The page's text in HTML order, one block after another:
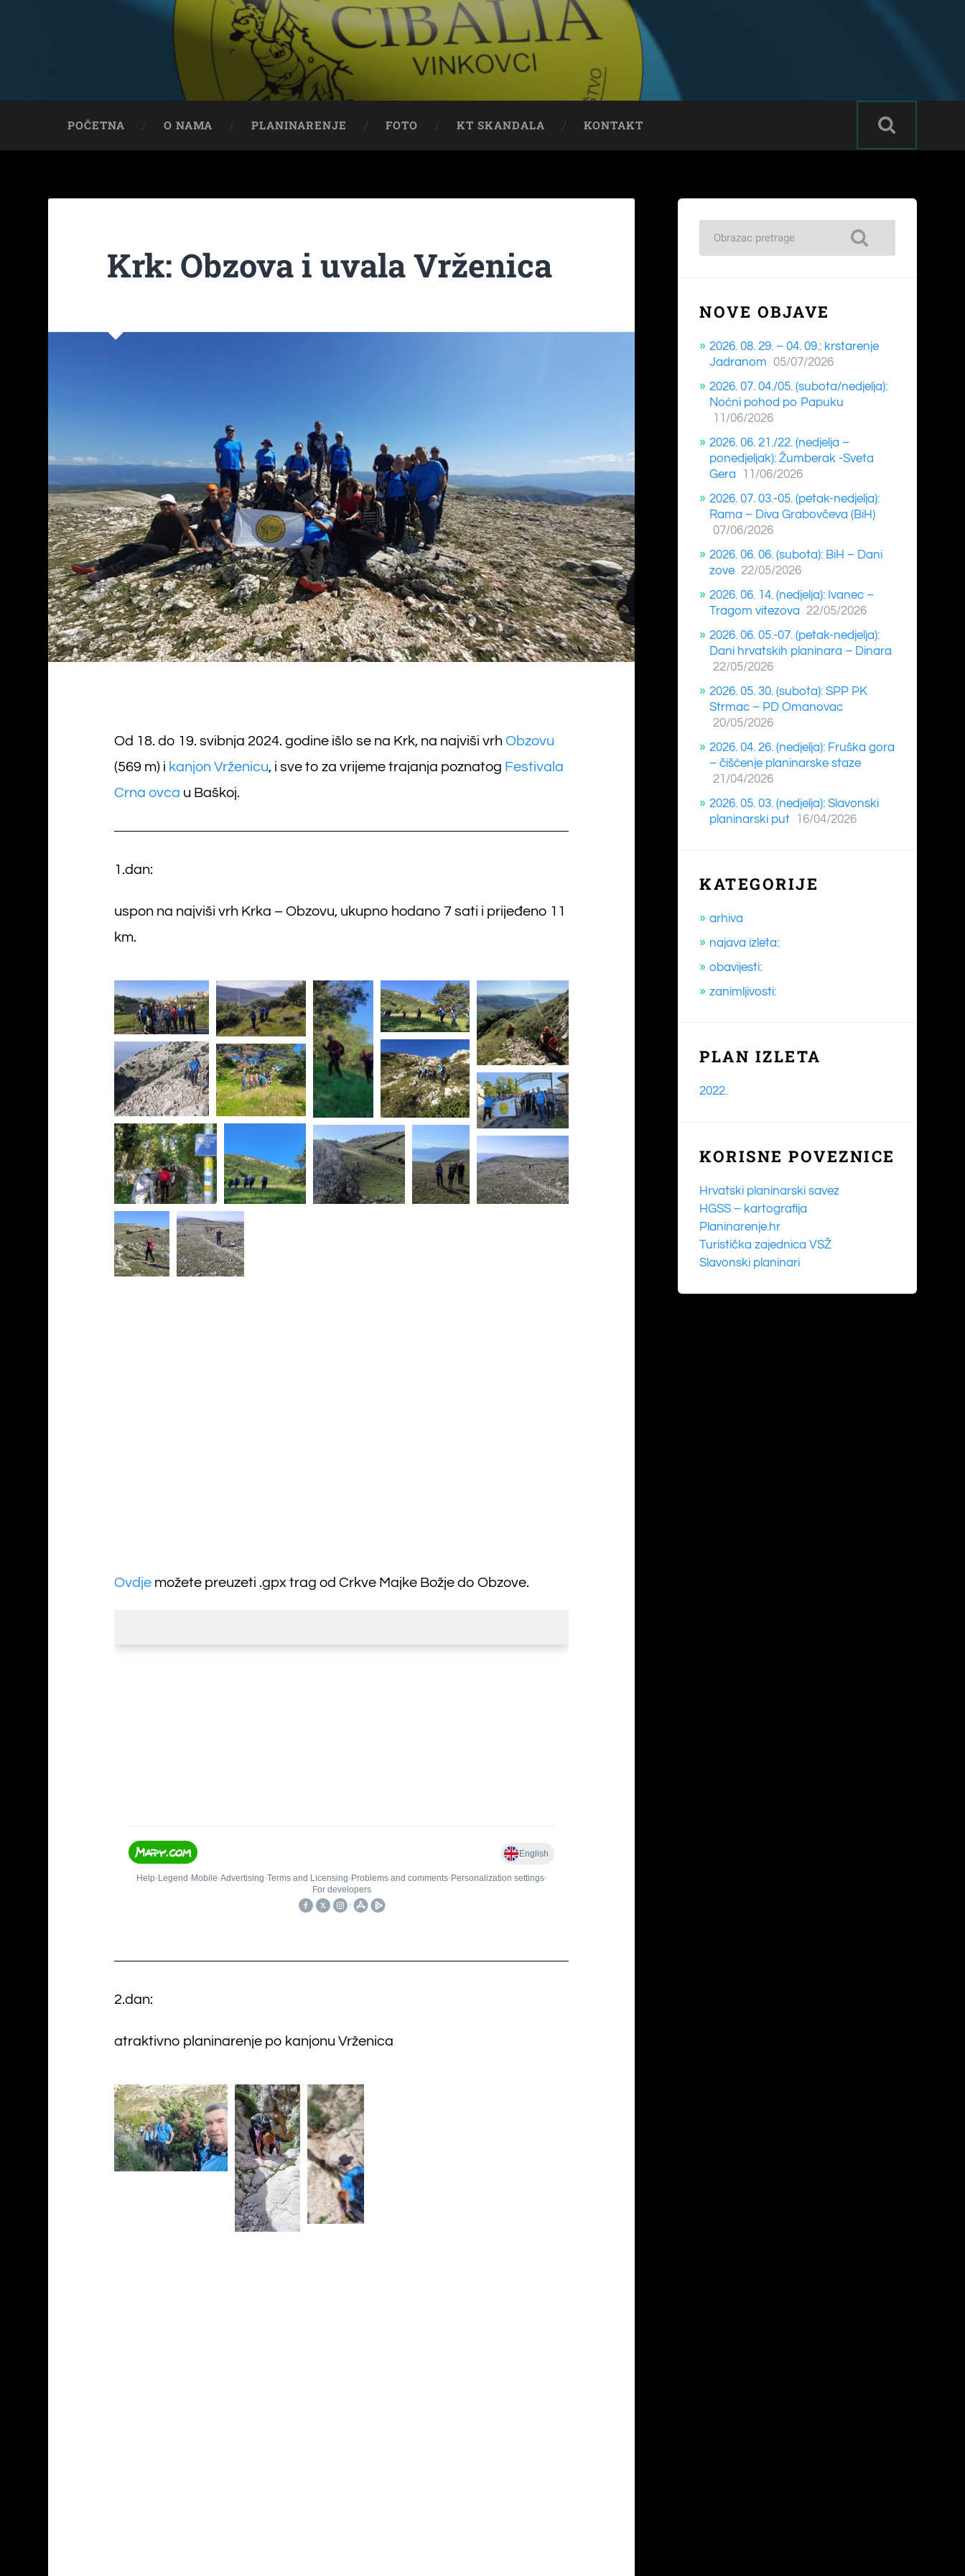
POČETNA O NAMA PLANINARENJE FOTO KT SKANDALA KONTAKT
Krk: Obzova i uvala Vrženica
Od 18. do 19. svibnja 2024. godine išlo se na Krk, na najviši vrh Obzovu
(569 m) i kanjon Vrženicu, i sve to za vrijeme trajanja poznatog Festivala
Crna ovca u Baškoj.
1.dan:
uspon na najviši vrh Krka – Obzovu, ukupno hodano 7 sati i prijeđeno 11
km.
Ovdje možete preuzeti .gpx trag od Crkve Majke Božje do Obzove.
2.dan:
atraktivno planinarenje po kanjonu Vrženica
NOVE OBJAVE
2026. 08. 29. – 04. 09.: krstarenje
Jadranom 05/07/2026
2026. 07. 04./05. (subota/nedjelja):
Noćni pohod po Papuku
11/06/2026
2026. 06. 21./22. (nedjelja –
ponedjeljak): Žumberak -Sveta
Gera
11/06/2026
2026. 07. 03.-05. (petak-nedjelja):
Rama – Diva Grabovčeva (BiH)
07/06/2026
2026. 06. 06. (subota): BiH – Dani
zove 22/05/2026
2026. 06. 14. (nedjelja): Ivanec –
Tragom vitezova
22/05/2026
2026. 06. 05.-07. (petak-nedjelja):
Dani hrvatskih planinara – Dinara
22/05/2026
2026. 05. 30. (subota): SPP PK
Strmac – PD Omanovac
20/05/2026
2026. 04. 26. (nedjelja): Fruška gora
– čišćenje planinarske staze
21/04/2026
2026. 05. 03. (nedjelja): Slavonski
planinarski put
16/04/2026
KATEGORIJE
arhiva
najava izleta:
obavijesti:
zanimljivosti:
PLAN IZLETA
2022.
KORISNE POVEZNICE
Hrvatski planinarski savez
HGSS – kartografija
Planinarenje.hr
Turistička zajednica VSŽ
Slavonski planinari